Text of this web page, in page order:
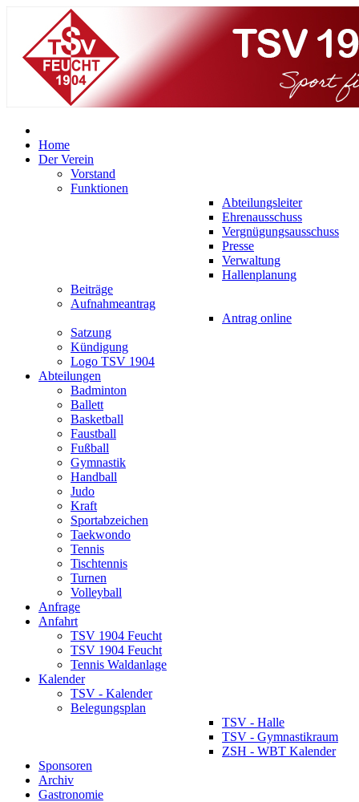
Home
Der Verein
Vorstand
Funktionen
Abteilungsleiter
Ehrenausschuss
Vergnügungsausschuss
Presse
Verwaltung
Hallenplanung
Beiträge
Aufnahmeantrag
Antrag online
Satzung
Kündigung
Logo TSV 1904
Abteilungen
Badminton
Ballett
Basketball
Faustball
Fußball
Gymnastik
Handball
Judo
Kraft
Sportabzeichen
Taekwondo
Tennis
Tischtennis
Turnen
Volleyball
Anfrage
Anfahrt
TSV 1904 Feucht
TSV 1904 Feucht
Tennis Waldanlage
Kalender
TSV - Kalender
Belegungsplan
TSV - Halle
TSV - Gymnastikraum
ZSH - WBT Kalender
Sponsoren
Archiv
Gastronomie